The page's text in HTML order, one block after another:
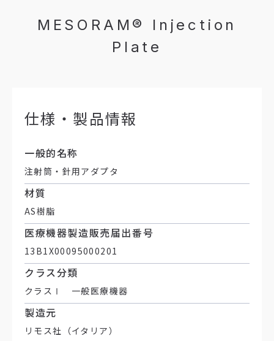
MESORAM® Injection
Plate
仕様・製品情報
一般的名称
注射筒・針用アダプタ
材質
AS樹脂
医療機器製造販売届出番号
13B1X00095000201
クラス分類
クラスⅠ 一般医療機器
製造元
リモス社（イタリア）